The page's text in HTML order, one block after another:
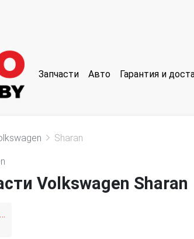
Запчасти Авто Гарантия и
Sharan
Volkswagen Sharan
1 поколение [2-й рестайлинг]